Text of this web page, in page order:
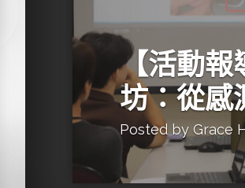
推探
制器
【活動報
坊：從感
Posted by Grace